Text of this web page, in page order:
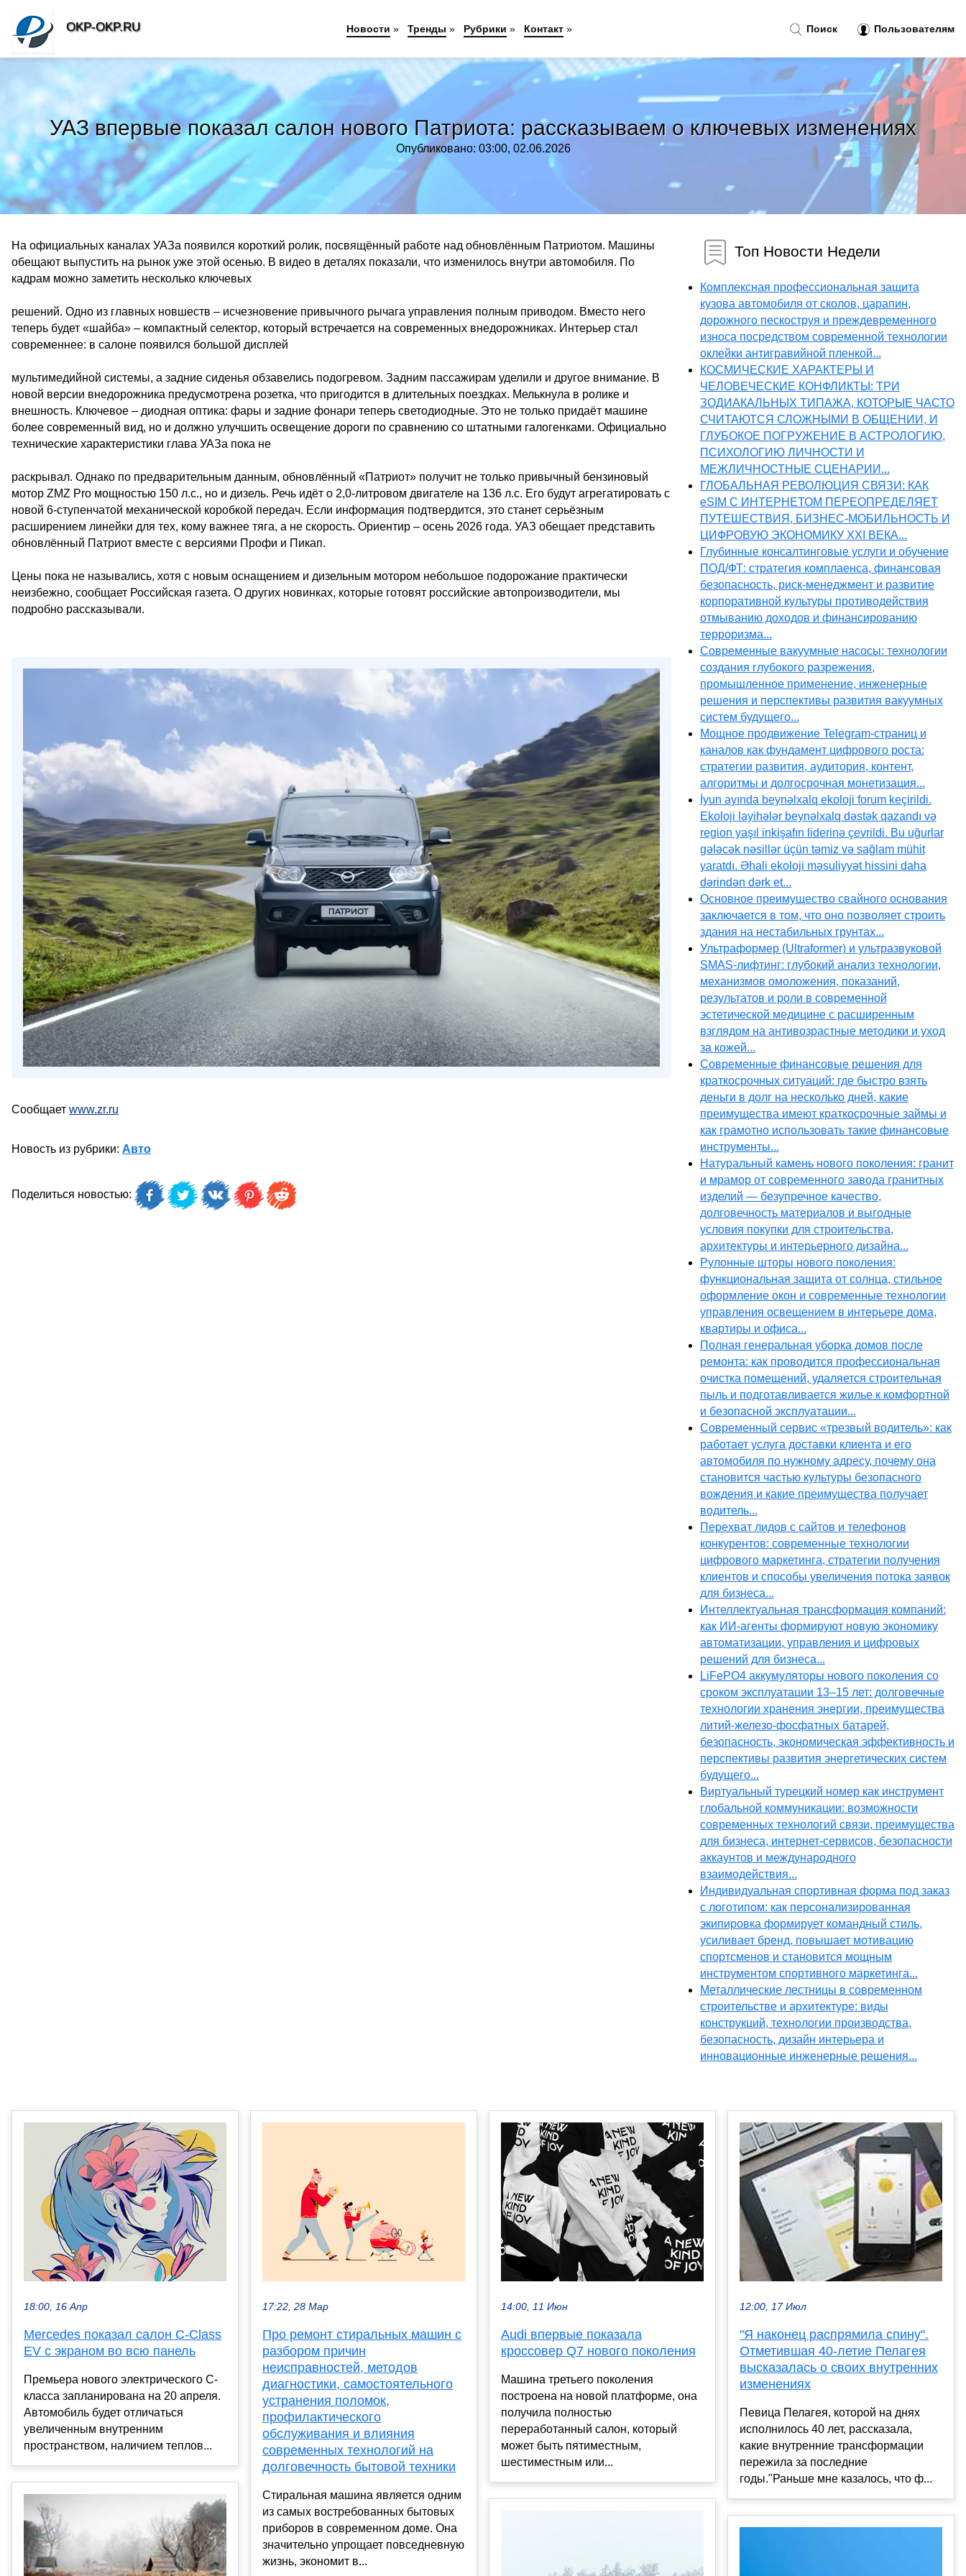
УАЗ впервые показал салон нового Патриота: рассказываем о ключевых изменениях
Опубликовано: 03:00, 02.06.2026
На официальных каналах УАЗа появился короткий ролик, посвящённый работе над обновлённым Патриотом. Машины
обещают выпустить на рынок уже этой осенью. В видео в деталях показали, что изменилось внутри автомобиля. По
кадрам можно заметить несколько ключевых
решений. Одно из главных новшеств – исчезновение привычного рычага управления полным приводом. Вместо него
теперь будет «шайба» – компактный селектор, который встречается на современных внедорожниках. Интерьер стал
современнее: в салоне появился большой дисплей
мультимедийной системы, а задние сиденья обзавелись подогревом. Задним пассажирам уделили и другое внимание. В
новой версии внедорожника предусмотрена розетка, что пригодится в длительных поездках. Мелькнула в ролике и
внешность. Ключевое – диодная оптика: фары и задние фонари теперь светодиодные. Это не только придаёт машине
более современный вид, но и должно улучшить освещение дороги по сравнению со штатными галогенками. Официально
технические характеристики глава УАЗа пока не
раскрывал. Однако по предварительным данным, обновлённый «Патриот» получит не только привычный бензиновый
мотор ZMZ Pro мощностью 150 л.с., но и дизель. Речь идёт о 2,0-литровом двигателе на 136 л.с. Его будут агрегатировать с
новой 6-ступенчатой механической коробкой передач. Если информация подтвердится, это станет серьёзным
расширением линейки для тех, кому важнее тяга, а не скорость. Ориентир – осень 2026 года. УАЗ обещает представить
обновлённый Патриот вместе с версиями Профи и Пикап.
Цены пока не назывались, хотя с новым оснащением и дизельным мотором небольшое подорожание практически
неизбежно, сообщает Российская газета. О других новинках, которые готовят российские автопроизводители, мы
подробно рассказывали.
Сообщает www.zr.ru
Новость из рубрики: Авто
Поделиться новостью:
Топ Новости Недели
Комплексная профессиональная защита
кузова автомобиля от сколов, царапин,
дорожного пескоструя и преждевременного
износа посредством современной технологии
оклейки антигравийной пленкой...
КОСМИЧЕСКИЕ ХАРАКТЕРЫ И
ЧЕЛОВЕЧЕСКИЕ КОНФЛИКТЫ: ТРИ
ЗОДИАКАЛЬНЫХ ТИПАЖА, КОТОРЫЕ ЧАСТО
СЧИТАЮТСЯ СЛОЖНЫМИ В ОБЩЕНИИ, И
ГЛУБОКОЕ ПОГРУЖЕНИЕ В АСТРОЛОГИЮ,
ПСИХОЛОГИЮ ЛИЧНОСТИ И
МЕЖЛИЧНОСТНЫЕ СЦЕНАРИИ...
ГЛОБАЛЬНАЯ РЕВОЛЮЦИЯ СВЯЗИ: КАК
eSIM С ИНТЕРНЕТОМ ПЕРЕОПРЕДЕЛЯЕТ
ПУТЕШЕСТВИЯ, БИЗНЕС-МОБИЛЬНОСТЬ И
ЦИФРОВУЮ ЭКОНОМИКУ XXI ВЕКА...
Глубинные консалтинговые услуги и обучение
ПОД/ФТ: стратегия комплаенса, финансовая
безопасность, риск-менеджмент и развитие
корпоративной культуры противодействия
отмыванию доходов и финансированию
терроризма...
Современные вакуумные насосы: технологии
создания глубокого разрежения,
промышленное применение, инженерные
решения и перспективы развития вакуумных
систем будущего...
Мощное продвижение Telegram-страниц и
каналов как фундамент цифрового роста:
стратегии развития, аудитория, контент,
алгоритмы и долгосрочная монетизация...
İyun ayında beynəlxalq ekoloji forum keçirildi.
Ekoloji layihələr beynəlxalq dəstək qazandı və
region yaşıl inkişafın liderinə çevrildi. Bu uğurlar
gələcək nəsillər üçün təmiz və sağlam mühit
yaratdı. Əhali ekoloji məsuliyyət hissini daha
dərindən dərk et...
Основное преимущество свайного основания
заключается в том, что оно позволяет строить
здания на нестабильных грунтах...
Ультраформер (Ultraformer) и ультразвуковой
SMAS-лифтинг: глубокий анализ технологии,
механизмов омоложения, показаний,
результатов и роли в современной
эстетической медицине с расширенным
взглядом на антивозрастные методики и уход
за кожей...
Современные финансовые решения для
краткосрочных ситуаций: где быстро взять
деньги в долг на несколько дней, какие
преимущества имеют краткосрочные займы и
как грамотно использовать такие финансовые
инструменты...
Натуральный камень нового поколения: гранит
и мрамор от современного завода гранитных
изделий — безупречное качество,
долговечность материалов и выгодные
условия покупки для строительства,
архитектуры и интерьерного дизайна...
Рулонные шторы нового поколения:
функциональная защита от солнца, стильное
оформление окон и современные технологии
управления освещением в интерьере дома,
квартиры и офиса...
Полная генеральная уборка домов после
ремонта: как проводится профессиональная
очистка помещений, удаляется строительная
пыль и подготавливается жилье к комфортной
и безопасной эксплуатации...
Современный сервис «трезвый водитель»: как
работает услуга доставки клиента и его
автомобиля по нужному адресу, почему она
становится частью культуры безопасного
вождения и какие преимущества получает
водитель...
Перехват лидов с сайтов и телефонов
конкурентов: современные технологии
цифрового маркетинга, стратегии получения
клиентов и способы увеличения потока заявок
для бизнеса...
Интеллектуальная трансформация компаний:
как ИИ-агенты формируют новую экономику
автоматизации, управления и цифровых
решений для бизнеса...
LiFePO4 аккумуляторы нового поколения со
сроком эксплуатации 13–15 лет: долговечные
технологии хранения энергии, преимущества
литий-железо-фосфатных батарей,
безопасность, экономическая эффективность и
перспективы развития энергетических систем
будущего...
Виртуальный турецкий номер как инструмент
глобальной коммуникации: возможности
современных технологий связи, преимущества
для бизнеса, интернет-сервисов, безопасности
аккаунтов и международного
взаимодействия...
Индивидуальная спортивная форма под заказ
с логотипом: как персонализированная
экипировка формирует командный стиль,
усиливает бренд, повышает мотивацию
спортсменов и становится мощным
инструментом спортивного маркетинга...
Металлические лестницы в современном
строительстве и архитектуре: виды
конструкций, технологии производства,
безопасность, дизайн интерьера и
инновационные инженерные решения...
18:00, 16 Апр
Mercedes показал салон C-Class
EV с экраном во всю панель
Премьера нового электрического C-
класса запланирована на 20 апреля.
Автомобиль будет отличаться
увеличенным внутренним
пространством, наличием теплов...
17:22, 28 Мар
Про ремонт стиральных машин с
разбором причин
неисправностей, методов
диагностики, самостоятельного
устранения поломок,
профилактического
обслуживания и влияния
современных технологий на
долговечность бытовой техники
Стиральная машина является одним
из самых востребованных бытовых
приборов в современном доме. Она
значительно упрощает повседневную
жизнь, экономит в...
14:00, 11 Июн
Audi впервые показала
кроссовер Q7 нового поколения
Машина третьего поколения
построена на новой платформе, она
получила полностью
переработанный салон, который
может быть пятиместным,
шестиместным или...
12:00, 17 Июл
"Я наконец распрямила спину".
Отметившая 40-летие Пелагея
высказалась о своих внутренних
изменениях
Певица Пелагея, которой на днях
исполнилось 40 лет, рассказала,
какие внутренние трансформации
пережила за последние
годы."Раньше мне казалось, что ф...
Поиск Пользователям
OKP-OKP.RU Новости » Тренды » Рубрики » Контакт»